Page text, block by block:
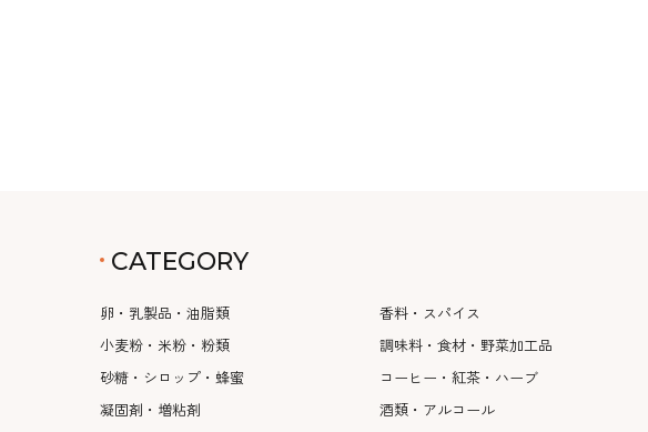
CATEGORY
卵・乳製品・油脂類
小麦粉・米粉・粉類
砂糖・シロップ・蜂蜜
凝固剤・増粘剤
香料・スパイス
調味料・食材・野菜加工品
コーヒー・紅茶・ハーブ
酒類・アルコール